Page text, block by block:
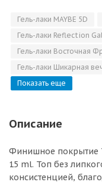
Гель-лаки MAYBE 5D
Гель-лаки Reflection
Гель-лаки Восточная
Гель-лаки Шикарная
Показать еще
Описание
Финишное покрытие
15 ml. Топ без
консистенцией,